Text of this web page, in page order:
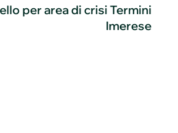
per area di crisi Termini
Imerese